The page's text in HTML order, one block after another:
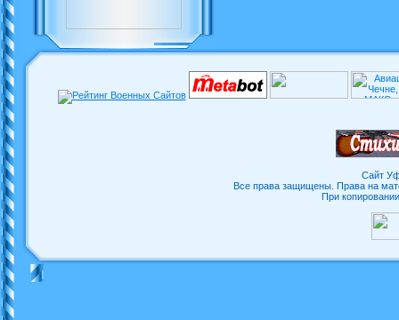
Сайт
Все права защищены. Права на
При